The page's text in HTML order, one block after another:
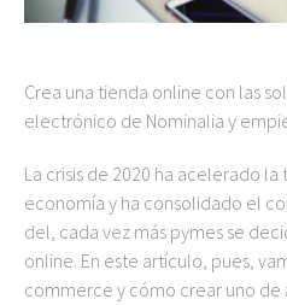
Crea una tienda online con las
electrónico de Nominalia y
La crisis de 2020 ha acelerado
economía y ha consolidado el
del, cada vez más pymes se
online. En este artículo, pues,
commerce y cómo crear uno